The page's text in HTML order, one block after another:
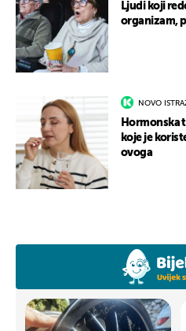
Ljudi koji
organizam,
NOVO
Hormonska
koje je
ovoga